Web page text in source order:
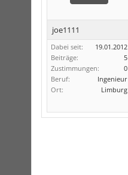
joe1111
Dabei seit:
19.01.2012
Beiträge:
5
Zustimmungen:
0
Beruf:
Ingenieur
Ort:
Limburg